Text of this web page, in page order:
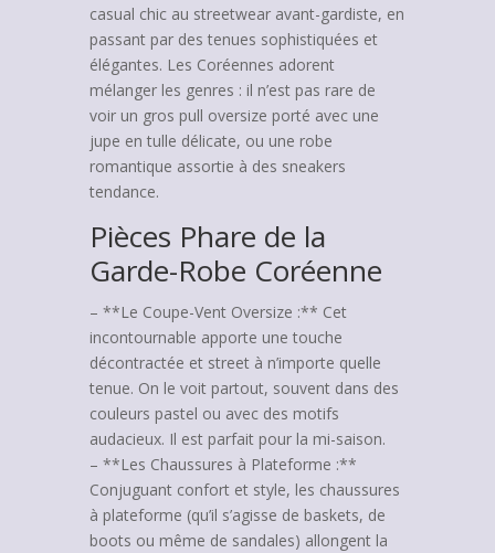
casual chic au streetwear avant-gardiste, en
passant par des tenues sophistiquées et
élégantes. Les Coréennes adorent
mélanger les genres : il n’est pas rare de
voir un gros pull oversize porté avec une
jupe en tulle délicate, ou une robe
romantique assortie à des sneakers
tendance.
Pièces Phare de la
Garde-Robe Coréenne
– **Le Coupe-Vent Oversize :** Cet
incontournable apporte une touche
décontractée et street à n’importe quelle
tenue. On le voit partout, souvent dans des
couleurs pastel ou avec des motifs
audacieux. Il est parfait pour la mi-saison.
– **Les Chaussures à Plateforme :**
Conjuguant confort et style, les chaussures
à plateforme (qu’il s’agisse de baskets, de
boots ou même de sandales) allongent la